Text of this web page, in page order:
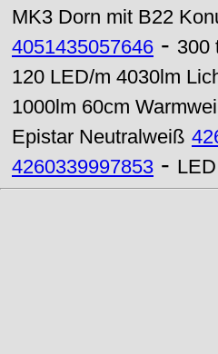
MK3 Dorn mit B22
4051435057646 - 300
120 LED/m 4030lm
1000lm 60cm
Epistar Neutralweiß
4260339997853 -